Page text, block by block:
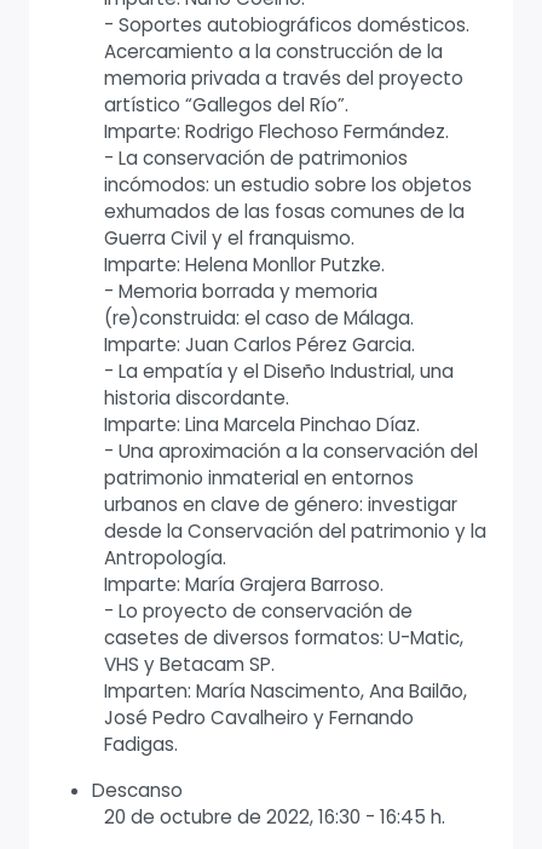
- Soportes autobiográficos domésticos.
Acercamiento a la construcción de la
memoria privada a través del proyecto
artístico “Gallegos del Río”.
Imparte: Rodrigo Flechoso Fermández.
- La conservación de patrimonios
incómodos: un estudio sobre los objetos
exhumados de las fosas comunes de la
Guerra Civil y el franquismo.
Imparte: Helena Monllor Putzke.
- Memoria borrada y memoria
(re)construida: el caso de Málaga.
Imparte: Juan Carlos Pérez Garcia.
- La empatía y el Diseño Industrial, una
historia discordante.
Imparte: Lina Marcela Pinchao Díaz.
- Una aproximación a la conservación del
patrimonio inmaterial en entornos
urbanos en clave de género: investigar
desde la Conservación del patrimonio y la
Antropología.
Imparte: María Grajera Barroso.
- Lo proyecto de conservación de
casetes de diversos formatos: U-Matic,
VHS y Betacam SP.
Imparten: María Nascimento, Ana Bailão,
José Pedro Cavalheiro y Fernando
Fadigas.
Descanso
20 de octubre de 2022, 16:30 - 16:45 h.